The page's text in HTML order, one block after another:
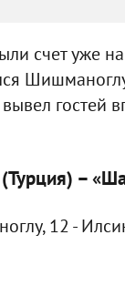
счет уже
гостей
–
12 -